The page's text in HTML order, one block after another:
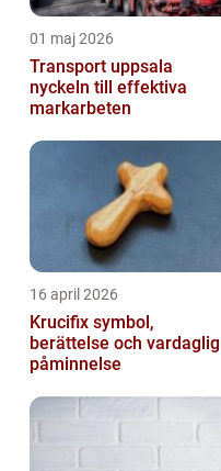
01 maj 2026
Transport uppsala
nyckeln till effektiva
markarbeten
16 april 2026
Krucifix symbol,
berättelse och vardaglig
påminnelse